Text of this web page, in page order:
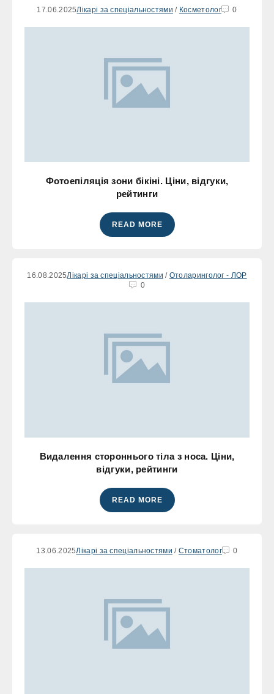
17.06.2025Лікарі за спеціальностями / Косметолог 0
Фотоепіляція зони бікіні. Ціни, відгуки,
рейтинги
READ MORE
16.08.2025Лікарі за спеціальностями / Отоларинголог - ЛОР
0
Видалення стороннього тіла з носа. Ціни,
відгуки, рейтинги
READ MORE
13.06.2025Лікарі за спеціальностями / Стоматолог 0